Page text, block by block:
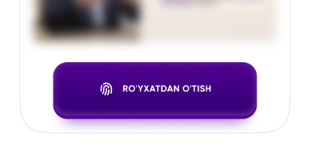
3 kunda soliq
risklaringizni aniqlang!
olishga yordam beramiz. Arizangizni qoldiring —
biz sizga eng munosib yechimni taklif qilamiz!